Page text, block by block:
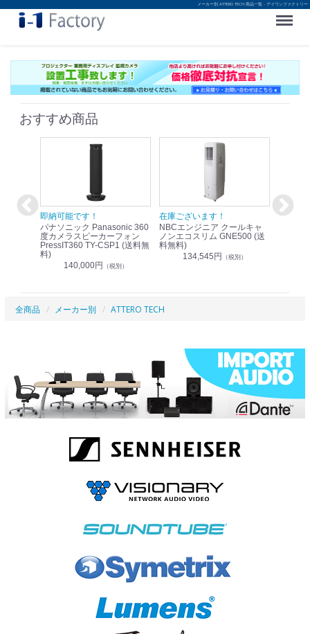
メーカー別 ATTERO TECH 商品一覧 - アイワンファクトリー
Menu
おすすめ商品
即納可能です！
パナソニック Panasonic 360
度カメラスピーカーフォン
PressIT360 TY-CSP1 (送料無
料)
140,000円 （税別）
在庫ございます！
NBCエンジニア クールキャ
ノンエコスリム GNE500 (送
料無料)
134,545円 （税別）
即納可
全商品 メーカー別 ATTERO TECH